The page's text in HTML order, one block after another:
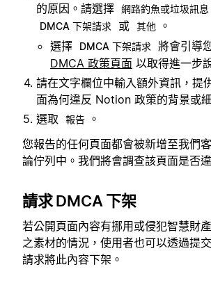
的原因。請選擇 網路釣魚或垃圾訊息
DMCA 下架請求 或 其他
。
選擇
DMCA 下架請求 將會引導
DMCA 政策頁面 以取得進一步
請在文字欄位中輸入額外資訊，提
面為何違反 Notion 政策的背景或
選取
報告 。
您報告的任何頁面都會被新增至我們
論佇列中。我們將會調查該頁面是否
請求 DMCA 下架
若公開頁面內容有挪用或侵犯智慧財
之素材的情況，使用者也可以透過提交
請求將此內容下架。